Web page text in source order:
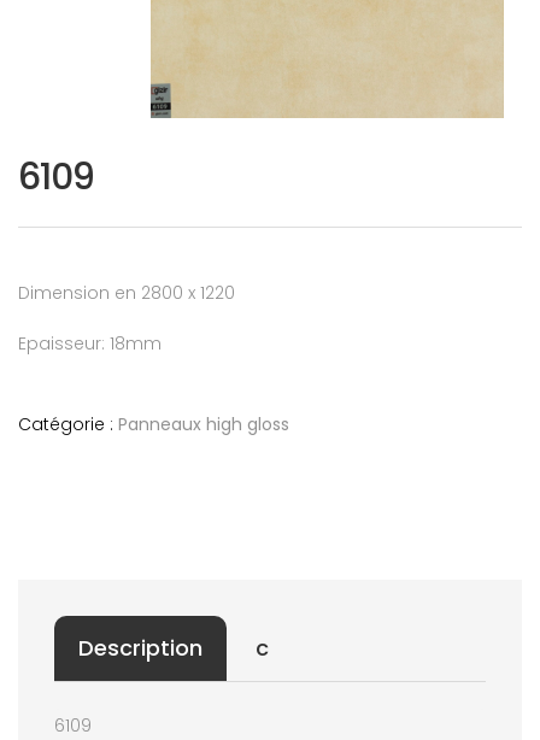
6109
Dimension en 2800 x 1220
Epaisseur: 18mm
Catégorie : Panneaux high gloss
Description c
6109